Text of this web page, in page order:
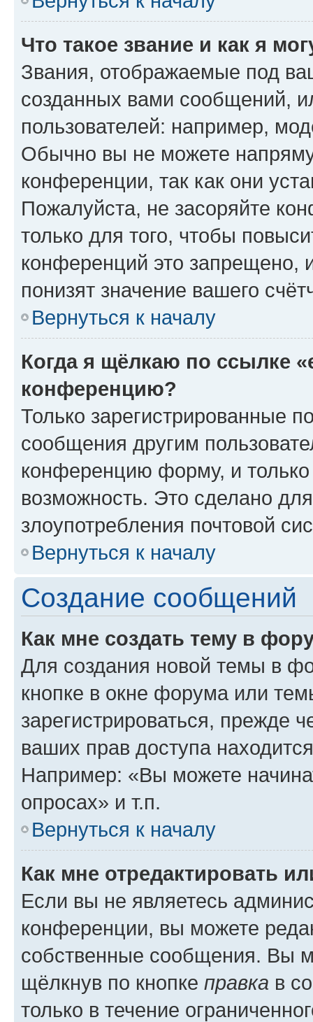
Что такое звание и как я
Звания, отображаемые под
созданных вами сообщений,
пользователей: например,
Обычно вы не можете
конференции, так как они
Пожалуйста, не засоряйте
только для того, чтобы
конференций это запрещено,
понизят значение вашего
Вернуться к началу
Когда я щёлкаю по ссылке
конференцию?
Только зарегистрированные
сообщения другим
конференцию форму, и
возможность. Это сделано
злоупотребления почтовой
Вернуться к началу
Создание сообщений
Как мне создать тему в
Для создания новой темы в
кнопке в окне форума или
зарегистрироваться, прежде
ваших прав доступа
Например: «Вы можете
опросах» и т.п.
Вернуться к началу
Как мне отредактировать
Если вы не являетесь
конференции, вы можете
собственные сообщения. Вы
щёлкнув по кнопке правка в
только в течение